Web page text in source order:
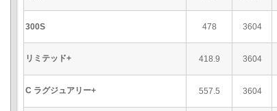
300S 478 3604
リミテッド+ 418.9 3604
C ラグジュアリー+ 557.5 3604